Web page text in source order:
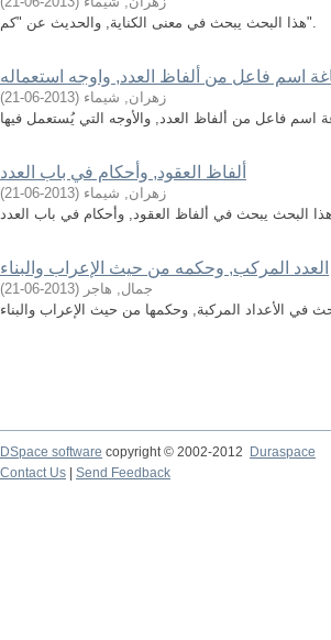
هذا البحث يبحث في معنى الكناية, والحديث عن "كم".
اسم فاعل من ألفاظ العدد, واوجه استعماله
زهران, شيماء (
2013-06-21
)
ألفاظ العقود, وأحكام في باب العدد
زهران, شيماء (
2013-06-21
)
هذا البحث يبحث في ألفاظ العقود, وأحكام في باب العدد
العدد المركب, وحكمه من حيث الإعراب والبناء
جمال, هاجر (
2013-06-21
)
في الأعداد المركبة, وحكمها من حيث الإعراب والبناء
DSpace software copyright © 2002-2012
Duraspace
Contact Us
Send Feedback